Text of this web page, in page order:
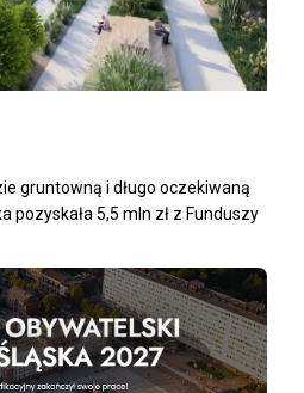
gruntowną i długo oczekiwaną
pozyskała 5,5 mln zł z Funduszy